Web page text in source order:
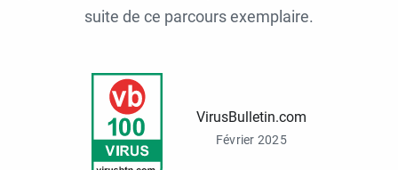
suite de ce parcours exemplaire.
VirusBulletin.com
Février 2025